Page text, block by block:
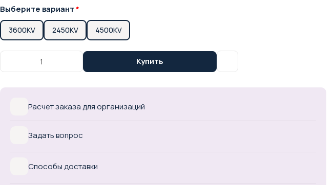
Выберите вариант
3600KV 2450KV 4500KV
Купить
Расчет заказа для организаций
Задать вопрос
Способы доставки